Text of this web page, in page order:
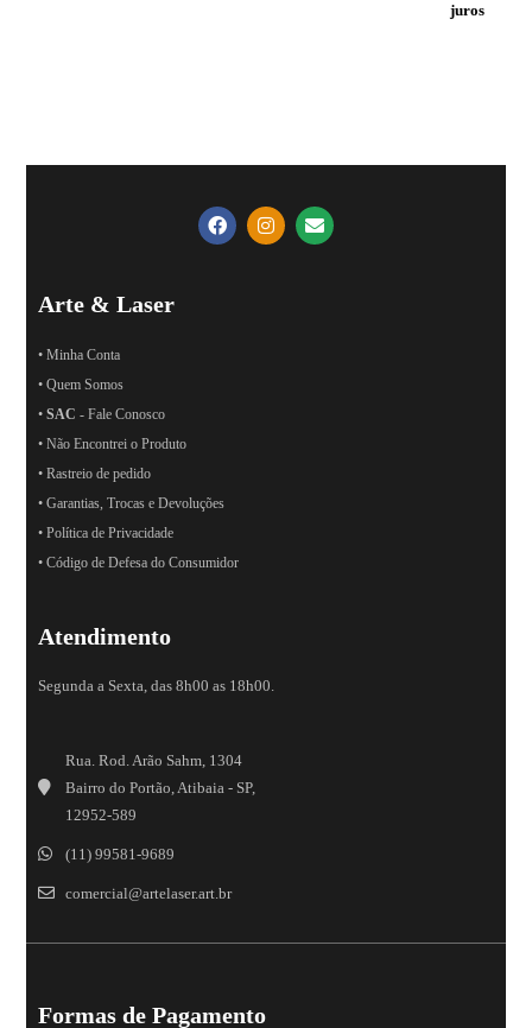
juros
Arte & Laser
• Minha Conta
• Quem Somos
•SAC - Fale Conosco
• Não Encontrei o Produto
• Rastreio de pedido
• Garantias, Trocas e Devoluções
• Política de Privacidade
• Código de Defesa do Consumidor
Atendimento
Segunda a Sexta, das 8h00 as 18h00.
Rua. Rod. Arão Sahm, 1304
Bairro do Portão, Atibaia - SP,
12952-589
(11) 99581-9689
comercial@artelaser.art.br
Formas de Pagamento